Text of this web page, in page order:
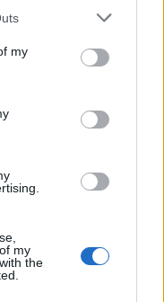
my
my
the
přírodní rezervace
v centru Pardubic
cihlová kanalizace v
Pardubic je i po více než
k tomu přispívá
a umožňuje
to řekl mistr provozu